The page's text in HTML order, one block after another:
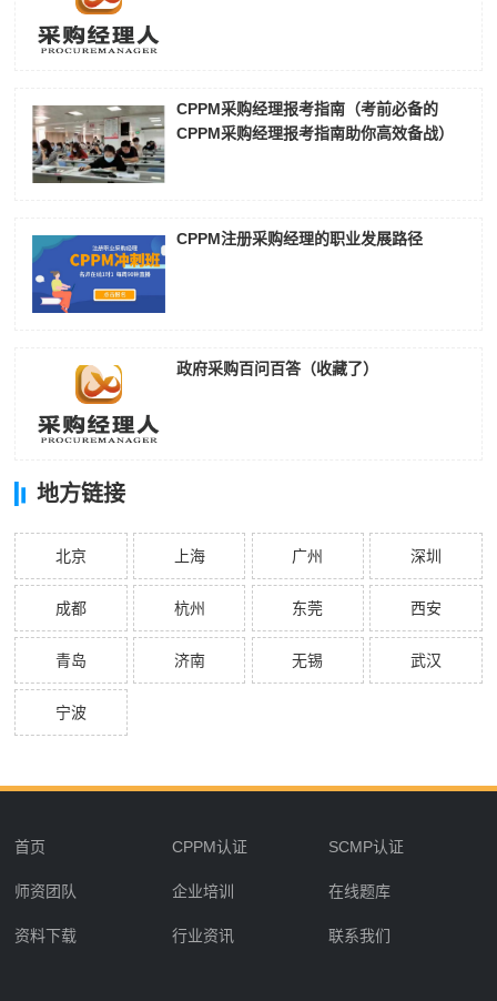
CPPM采购经理报考指南（考前必备的
CPPM采购经理报考指南助你高效备战）
CPPM注册采购经理的职业发展路径
政府采购百问百答（收藏了）
地方链接
北京 上海 广州 深圳
成都 杭州 东莞 西安
青岛 济南 无锡 武汉
宁波
首页 CPPM认证 SCMP认证
师资团队 企业培训 在线题库
资料下载 行业资讯 联系我们